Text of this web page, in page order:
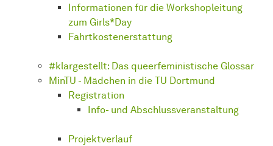
Informationen für die Workshopleitung
zum Girls*Day
Fahrtkostenerstattung
#klargestellt: Das queerfeministische Glossar
MinTU - Mädchen in die TU Dortmund
Registration
Info- und Abschlussveranstaltung
Projektverlauf